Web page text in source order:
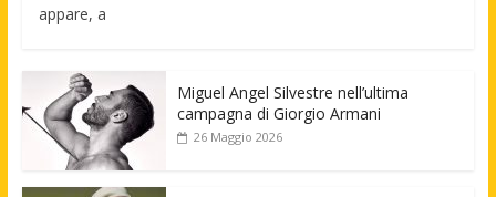
appare, a
Miguel Angel Silvestre nell’ultima
campagna di Giorgio Armani
26 Maggio 2026